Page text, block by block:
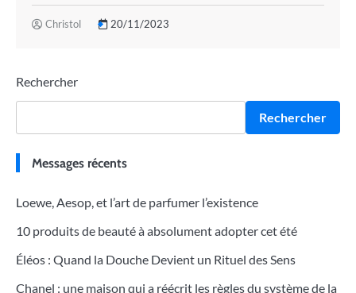
Christol 20/11/2023
Rechercher
Rechercher
Messages récents
Loewe, Aesop, et l’art de parfumer l’existence
10 produits de beauté à absolument adopter cet été
Éléos : Quand la Douche Devient un Rituel des Sens
Chanel : une maison qui a réécrit les règles du système de la